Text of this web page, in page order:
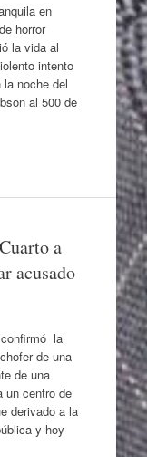
en
horror
la vida al
intento
noche del
al 500 de
a
acusado
la
de una
de una
un centro de
derivado a la
y hoy